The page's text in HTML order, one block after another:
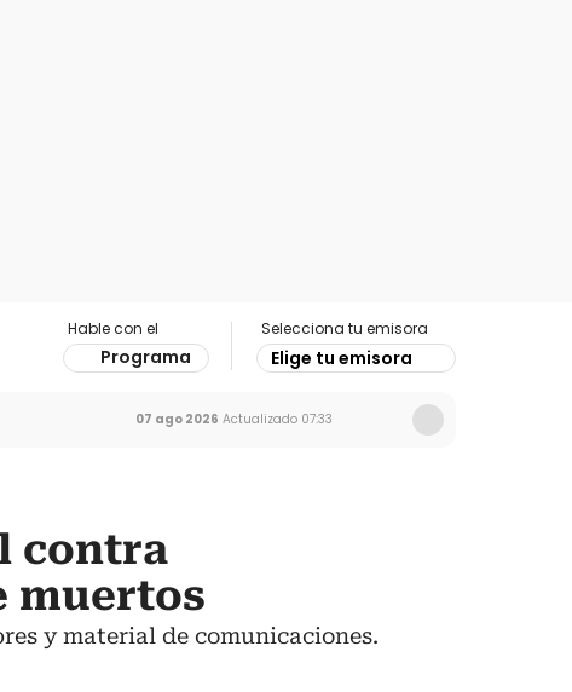
Hable con el
Programa
Selecciona tu emisora
Elige tu emisora
07 ago 2026 Actualizado 07:33
contra
muertos
y material de comunicaciones.